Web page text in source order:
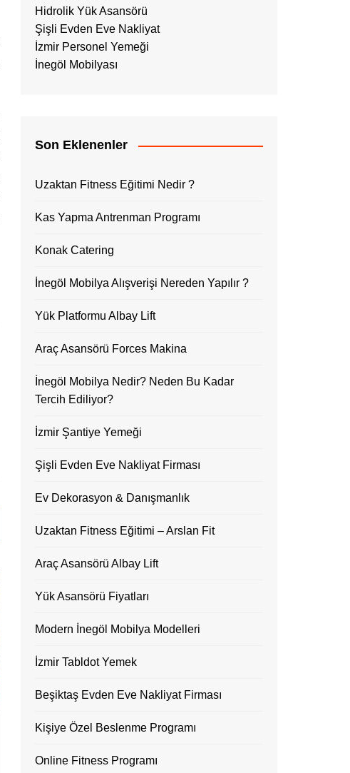
Hidrolik Yük Asansörü
Şişli Evden Eve Nakliyat
İzmir Personel Yemeği
İnegöl Mobilyası
Son Eklenenler
Uzaktan Fitness Eğitimi Nedir ?
Kas Yapma Antrenman Programı
Konak Catering
İnegöl Mobilya Alışverişi Nereden Yapılır ?
Yük Platformu Albay Lift
Araç Asansörü Forces Makina
İnegöl Mobilya Nedir? Neden Bu Kadar
Tercih Ediliyor?
İzmir Şantiye Yemeği
Şişli Evden Eve Nakliyat Firması
Ev Dekorasyon & Danışmanlık
Uzaktan Fitness Eğitimi – Arslan Fit
Araç Asansörü Albay Lift
Yük Asansörü Fiyatları
Modern İnegöl Mobilya Modelleri
İzmir Tabldot Yemek
Beşiktaş Evden Eve Nakliyat Firması
Kişiye Özel Beslenme Programı
Online Fitness Programı